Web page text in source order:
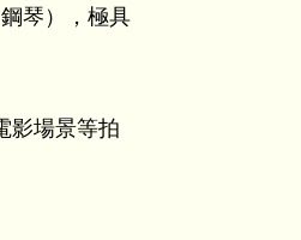
琴），極具
影場景等拍